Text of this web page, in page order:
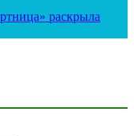
раскрыла